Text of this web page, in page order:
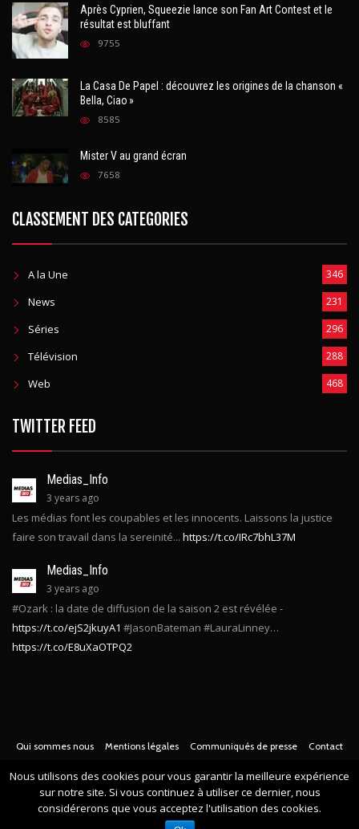
Après Cyprien, Squeezie lance son Fan Art Contest et le
résultat est bluffant
9755
La Casa De Papel : découvrez les origines de la chanson «
Bella, Ciao »
8585
Mister V au grand écran
7658
CLASSEMENT DES CATEGORIES
A la Une 346
News 231
Séries 296
Télévision 288
Web 468
TWITTER FEED
Medias_Info
3 years ago
Les médias font les coupables et les innocents. Laissons la justice
faire son travail dans la sereinité... https://t.co/IRc7bhL37M
Medias_Info
3 years ago
#Ozark : la date de diffusion de la saison 2 est révélée -
https://t.co/ejS2jkuyA1 #JasonBateman #LauraLinney…
https://t.co/E8uXaOTPQ2
Qui sommes nous Mentions légales Communiqués de presse Contact
réservés.
Nous utilisons des cookies pour vous garantir la meilleure expérience
sur notre site. Si vous continuez à utiliser ce dernier, nous
considérerons que vous acceptez l'utilisation des cookies.